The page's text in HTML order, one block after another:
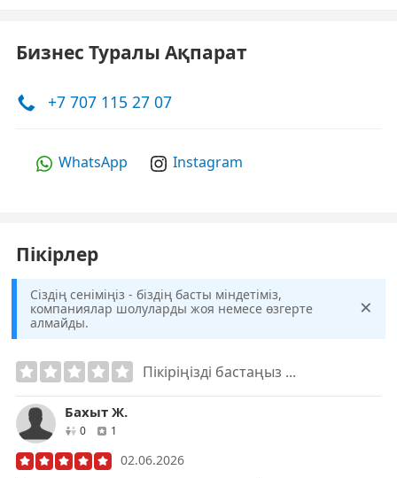
Бизнес Туралы Ақпарат
+7 707 115 27 07
WhatsApp Instagram
Пікірлер
Сіздің сеніміңіз - біздің басты міндетіміз,
компаниялар шолуларды жоя немесе өзгерте
алмайды.
×
Пікіріңізді бастаңыз ...
Бахыт Ж.
0друзей1
02.06.2026